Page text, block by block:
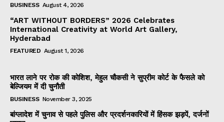
BUSINESS August 4, 2026
“ART WITHOUT BORDERS” 2026 Celebrates
International Creativity at World Art Gallery,
Hyderabad
FEATURED August 1, 2026
भारत लाने पर रोक की कोशिश, मेहुल चौकसी ने सुप्रीम कोर्ट के फैसले को
बेल्जियम में दी चुनौती
BUSINESS November 3, 2025
बांग्लादेश में चुनाव से पहले पुलिस और प्रदर्शनकारियों में हिंसक झड़पें, दर्जनों